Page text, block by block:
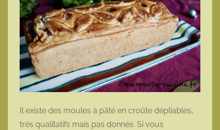
Il existe des moules à pâté en croûte dépliables,
très qualitatifs mais pas donnés. Si vous